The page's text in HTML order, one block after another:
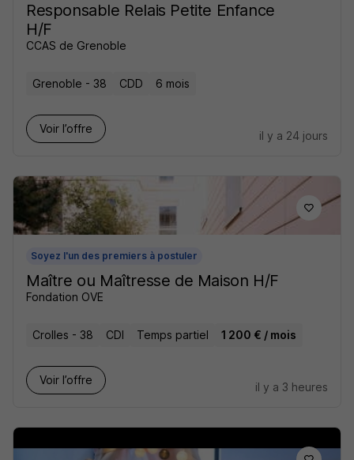
Responsable Relais Petite Enfance
H/F
CCAS de Grenoble
Grenoble - 38 CDD 6 mois
Voir l’offre
il y a 24 jours
Soyez l'un des premiers à postuler
Maître ou Maîtresse de Maison H/F
Fondation OVE
Crolles - 38 CDI Temps partiel 1 200 € / mois
Voir l’offre
il y a 3 heures